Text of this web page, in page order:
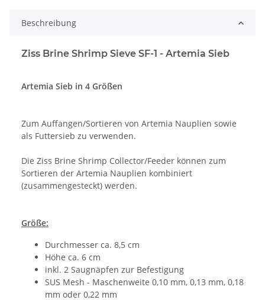
Beschreibung
Ziss Brine Shrimp Sieve SF-1 - Artemia Sieb
Artemia Sieb in 4 Größen
Zum Auffangen/Sortieren von Artemia Nauplien sowie
als Futtersieb zu verwenden.
Die Ziss Brine Shrimp Collector/Feeder können zum
Sortieren der Artemia Nauplien kombiniert
(zusammengesteckt) werden.
Größe:
Durchmesser ca. 8,5 cm
Höhe ca. 6 cm
inkl. 2 Saugnäpfen zur Befestigung
SUS Mesh - Maschenweite 0,10 mm, 0,13 mm, 0,18
mm oder 0,22 mm